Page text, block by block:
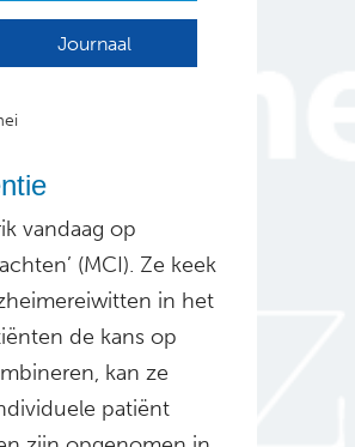
Journaal
vandaag op
(MCI). Ze keek
in het
de kans op
kan ze
patiënt